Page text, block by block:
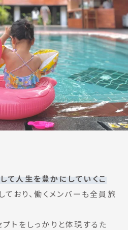
て人生を豊かにしていくこ
ており、働くメンバーも全員旅
トをしっかりと体現するた